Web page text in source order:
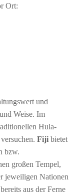
Ort:
und
Weise. Im
Hula-
Fiji bietet
bzw.
großen Tempel,
jeweiligen Nationen
aus der Ferne